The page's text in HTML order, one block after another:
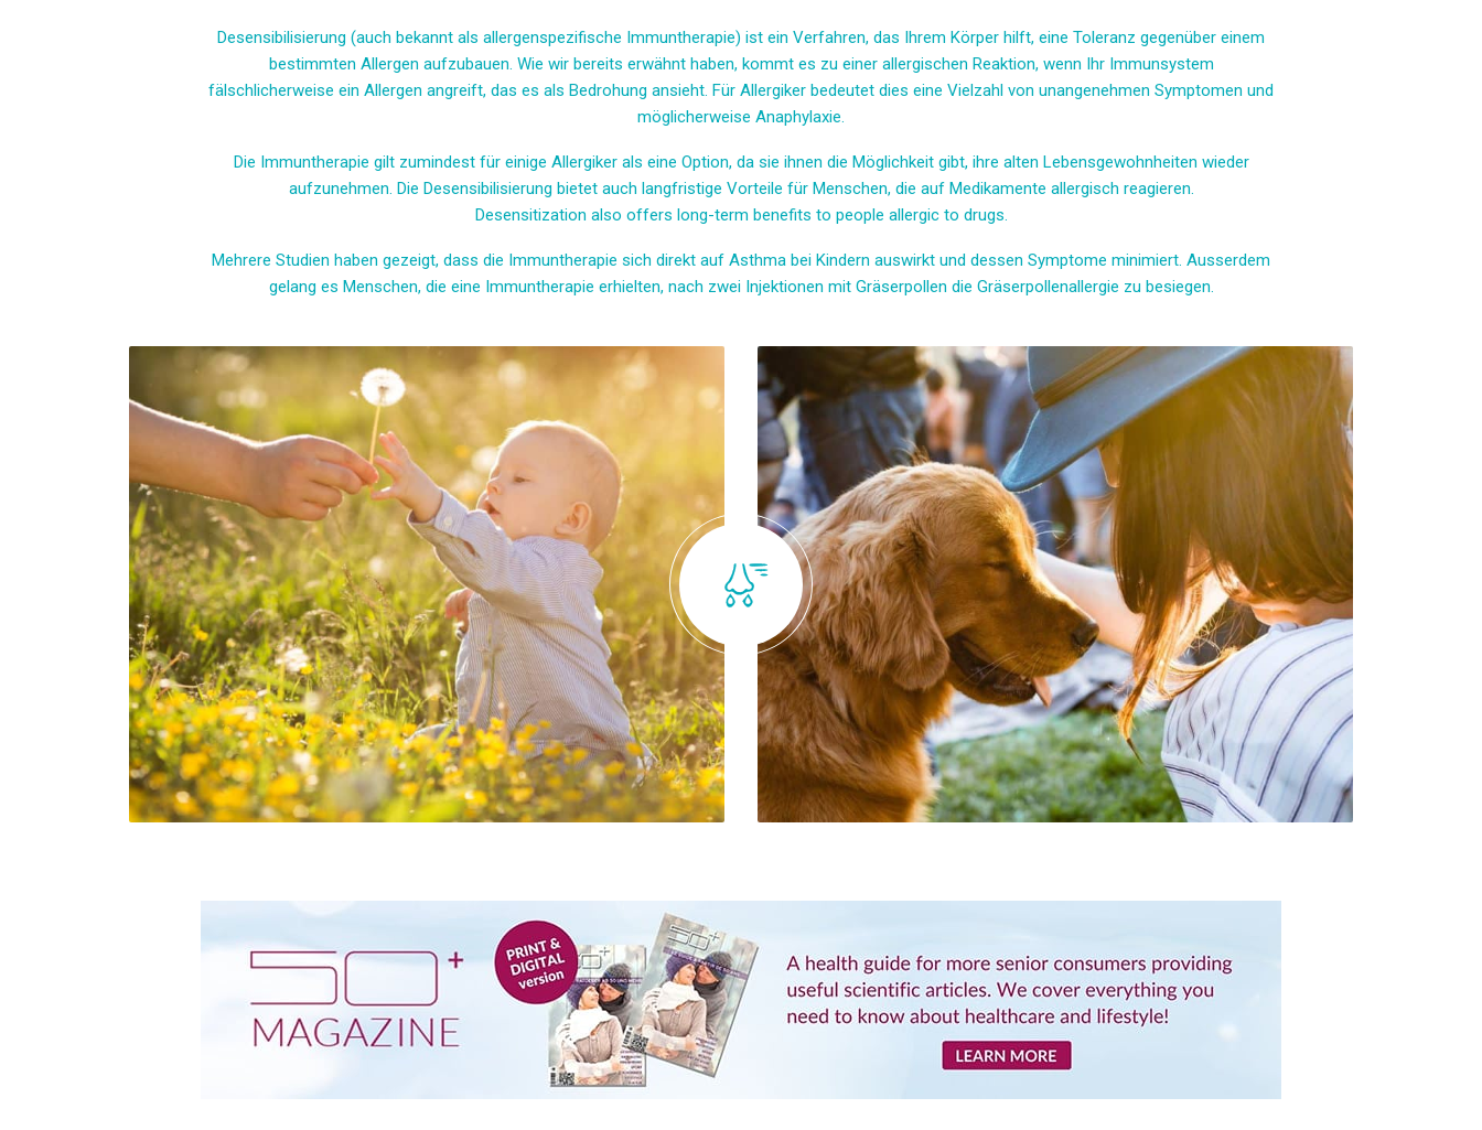
Desensibilisierung (auch bekannt als allergenspezifische Immuntherapie) ist ein Verfahren, das Ihrem Körper hilft, eine Toleranz gegenüber einem
bestimmten Allergen aufzubauen. Wie wir bereits erwähnt haben, kommt es zu einer allergischen Reaktion, wenn Ihr Immunsystem
fälschlicherweise ein Allergen angreift, das es als Bedrohung ansieht. Für Allergiker bedeutet dies eine Vielzahl von unangenehmen Symptomen und
möglicherweise Anaphylaxie.
Die Immuntherapie gilt zumindest für einige Allergiker als eine Option, da sie ihnen die Möglichkeit gibt, ihre alten Lebensgewohnheiten wieder
aufzunehmen. Die Desensibilisierung bietet auch langfristige Vorteile für Menschen, die auf Medikamente allergisch reagieren.
Desensitization also offers long-term benefits to people allergic to drugs.
Mehrere Studien haben gezeigt, dass die Immuntherapie sich direkt auf Asthma bei Kindern auswirkt und dessen Symptome minimiert. Ausserdem
gelang es Menschen, die eine Immuntherapie erhielten, nach zwei Injektionen mit Gräserpollen die Gräserpollenallergie zu besiegen.